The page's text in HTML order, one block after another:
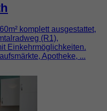
komplett ausgestattet,
(R1),
Einkehrmöglichkeiten.
Apotheke, ...